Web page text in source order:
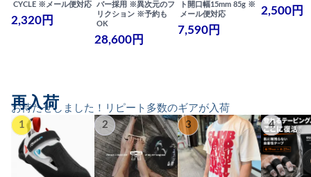
CYCLE ※メール便対応
2,320円
バー採用 ※異次元のフ
リクション ※予約も
OK
28,600円
ト開口幅15mm 85g ※
メール便対応
7,590円
2,500円
お待たせしました！リピート多数のギアが入荷
再入荷
1 2 3 4